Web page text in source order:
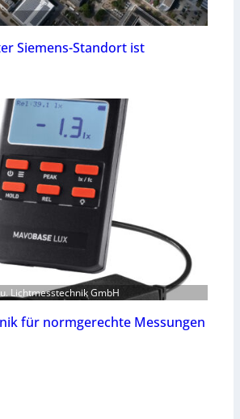
Siemens-Standort ist
Lichtmesstechnik GmbH
für normgerechte Messungen